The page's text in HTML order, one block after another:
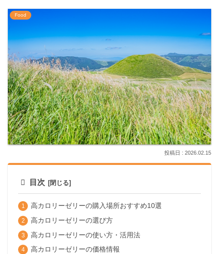
Food
2026.02.15
目次
高カロリーゼリーの購入場所おすすめ10選
高カロリーゼリーの選び方
高カロリーゼリーの使い方・活用法
高カロリーゼリーの価格情報